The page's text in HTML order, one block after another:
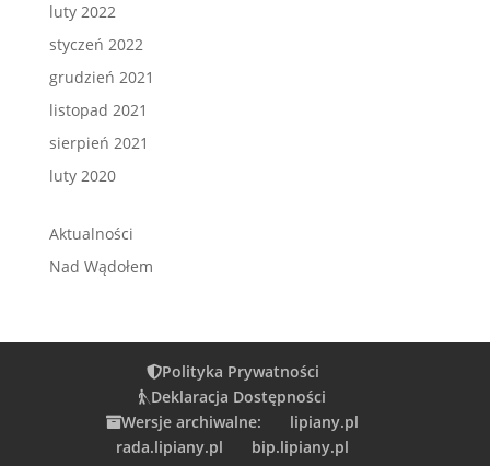
luty 2022
styczeń 2022
grudzień 2021
listopad 2021
sierpień 2021
luty 2020
Aktualności
Nad Wądołem
Polityka Prywatności
Deklaracja Dostępności
Wersje archiwalne:
lipiany.pl
rada.lipiany.pl
bip.lipiany.pl